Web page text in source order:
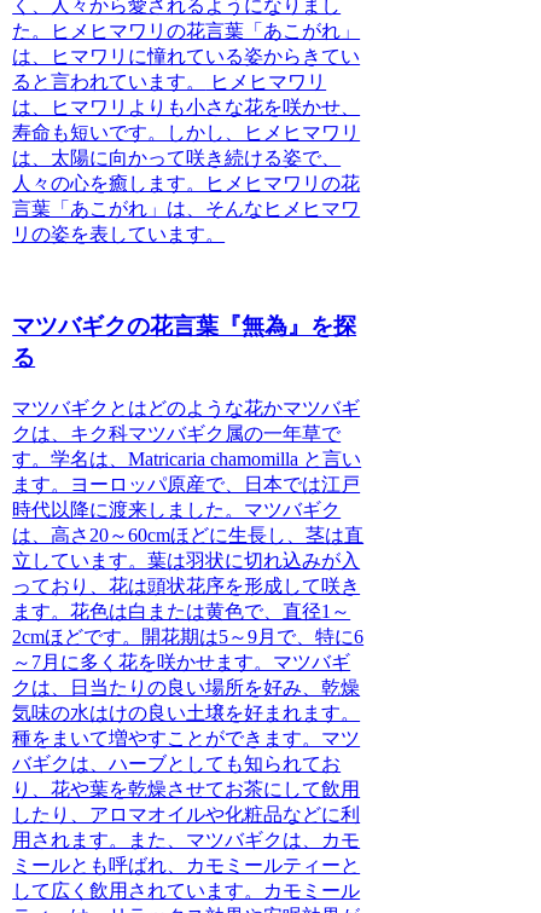
く、人々から愛されるようになりまし
た。
ヒメヒマワリの花言葉「あこがれ」
は、ヒマワリに憧れている姿からきてい
ると言われています。
ヒメヒマワリ
は、ヒマワリよりも小さな花を咲かせ、
寿命も短いです。しかし、ヒメヒマワリ
は、太陽に向かって咲き続ける姿で、
人々の心を癒します。ヒメヒマワリの花
言葉「あこがれ」は、そんなヒメヒマワ
リの姿を表しています。
マツバギクの花言葉『無為』を探
る
マツバギクとはどのような花かマツバギ
クは、キク科マツバギク属の一年草で
す。学名は、Matricaria chamomilla と言い
ます。ヨーロッパ原産で、日本では江戸
時代以降に渡来しました。マツバギク
は、高さ20～60cmほどに生長し、茎は直
立しています。葉は羽状に切れ込みが入
っており、花は頭状花序を形成して咲き
ます。花色は白または黄色で、直径1～
2cmほどです。開花期は5～9月で、特に6
～7月に多く花を咲かせます。マツバギ
クは、日当たりの良い場所を好み、乾燥
気味の水はけの良い土壌を好まれます。
種をまいて増やすことができます。マツ
バギクは、ハーブとしても知られてお
り、花や葉を乾燥させてお茶にして飲用
したり、アロマオイルや化粧品などに利
用されます。また、マツバギクは、カモ
ミールとも呼ばれ、カモミールティーと
して広く飲用されています。カモミール